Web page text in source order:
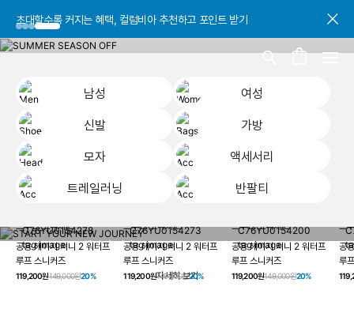
초대할수록 커지는 혜택, 컬럼비아 추천하고 포인트 받기
초대할수록 커지는 혜택, 컬럼비아 추천하고 포인트 받기
초대할수록 커지는 혜택, 컬럼비아 추천하고 포인트 받기
남성
여성
신발
가방
모자
액세서리
트레일러닝
반팔티
START YOUR
헤이지 져니 New 컬러 UP TO 20% OFF
자세히 보기
공용 헤이지 져니 2 워터프
루프 스니커즈
119,200원149,000원20%
공용 헤이지 져니 2 워터프
루프 스니커즈
119,200원149,000원20%
공용 헤이지 져니 2 워터프
루프 스니커즈
119,200원149,000원20%
공
루